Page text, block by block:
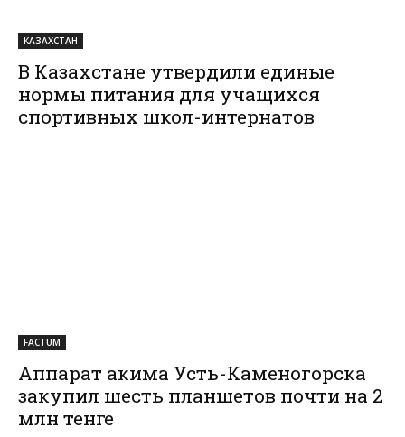
КАЗАХСТАН
В Казахстане утвердили единые
нормы питания для учащихся
спортивных школ-интернатов
FACTUM
Аппарат акима Усть-Каменогорска
закупил шесть планшетов почти на 2
млн тенге